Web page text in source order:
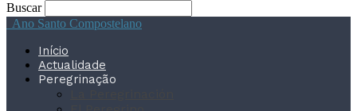
Buscar
Ano Santo Compostelano
Início
Actualidade
Peregrinação